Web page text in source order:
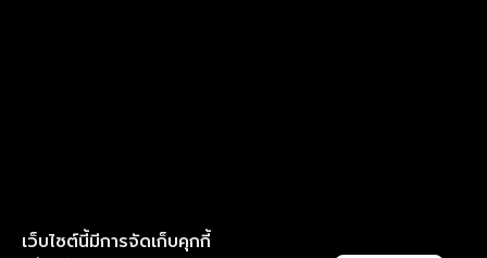
เว็บไซต์นี้มีการจัดเก็บคุกกี้